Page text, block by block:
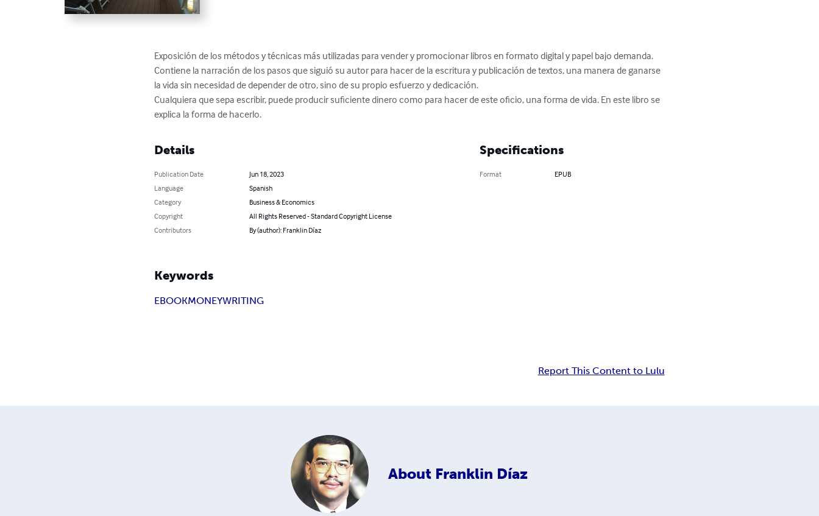
Exposición de los métodos y técnicas más utilizadas para vender y promocionar libros en formato digital y papel bajo demanda.
Contiene la narración de los pasos que siguió su autor para hacer de la escritura y publicación de textos, una manera de ganarse
la vida sin necesidad de depender de otro, sino de su propio esfuerzo y dedicación.
Cualquiera que sepa escribir, puede producir suficiente dinero como para hacer de este oficio, una forma de vida. En este libro se
explica la forma de hacerlo.
Details
Publication Date
Jun 18, 2023
Language
Spanish
Category
Business & Economics
Copyright
All Rights Reserved - Standard Copyright License
Contributors
By (author): Franklin Díaz
Specifications
Format EPUB
Keywords
EBOOKMONEYWRITING
Report This Content to Lulu
About Franklin Díaz